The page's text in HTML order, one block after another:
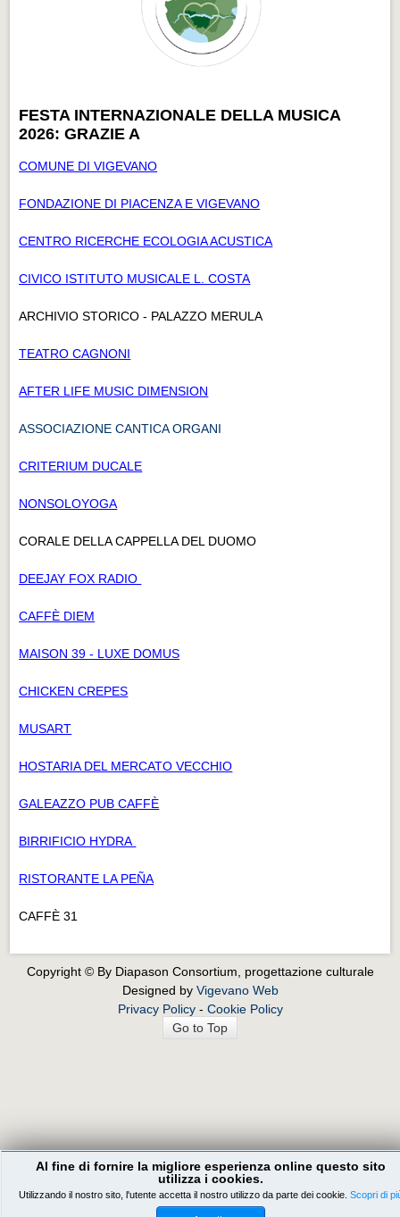
FESTA INTERNAZIONALE DELLA MUSICA
2026: GRAZIE A
COMUNE DI VIGEVANO
FONDAZIONE DI PIACENZA E VIGEVANO
CENTRO RICERCHE ECOLOGIA ACUSTICA
CIVICO ISTITUTO MUSICALE L. COSTA
ARCHIVIO STORICO - PALAZZO MERULA
TEATRO CAGNONI
AFTER LIFE MUSIC DIMENSION
ASSOCIAZIONE CANTICA ORGANI
CRITERIUM DUCALE
NONSOLOYOGA
CORALE DELLA CAPPELLA DEL DUOMO
DEEJAY FOX RADIO
CAFFÈ DIEM
MAISON 39 - LUXE DOMUS
CHICKEN CREPES
MUSART
HOSTARIA DEL MERCATO VECCHIO
GALEAZZO PUB CAFFÈ
BIRRIFICIO HYDRA
RISTORANTE LA PEÑA
CAFFÈ 31
Al fine di fornire la migliore esperienza online questo sito
utilizza i cookies.
Utilizzando il nostro sito, l'utente accetta il nostro utilizzo da parte dei cookie. Scopri di
Copyright © By Diapason Consortium, progettazione culturale
Designed by Vigevano Web
Privacy Policy- Cookie Policy
Go to Top